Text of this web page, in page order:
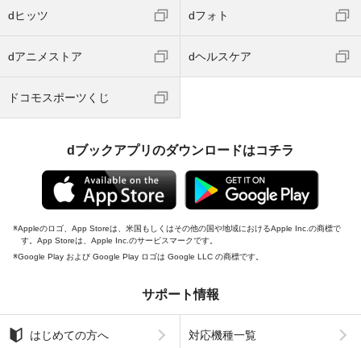
dヒッツ dフォト
dアニメストア dヘルスケア
ドコモスポーツくじ
dブックアプリのダウンロードはコチラ
Appleのロゴ、App Storeは、米国もしくはその他の国や地域におけるApple Inc.の商標で
す。App Storeは、Apple Inc.のサービスマークです。
Google Play および Google Play ロゴは Google LLC の商標です。
サポート情報
はじめての方へ 対応機種一覧